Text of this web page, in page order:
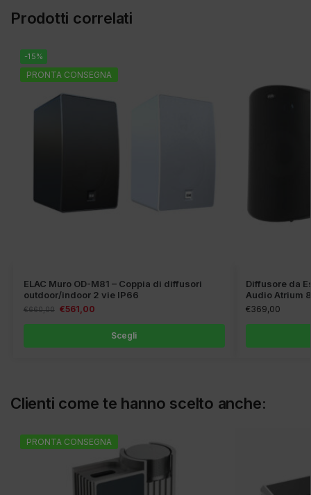
Prodotti correlati
-15%
PRONTA CONSEGNA
ELAC Muro OD-M81 – Coppia di diffusori
outdoor/indoor 2 vie IP66
€660,00 €561,00
Scegli
Diffusore da
Audio Atrium
€369,00
Clienti come te hanno scelto anche:
PRONTA CONSEGNA